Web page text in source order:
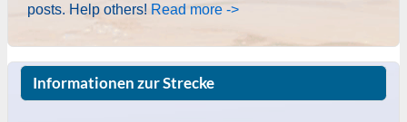
posts. Help others! Read more ->
Informationen zur Strecke